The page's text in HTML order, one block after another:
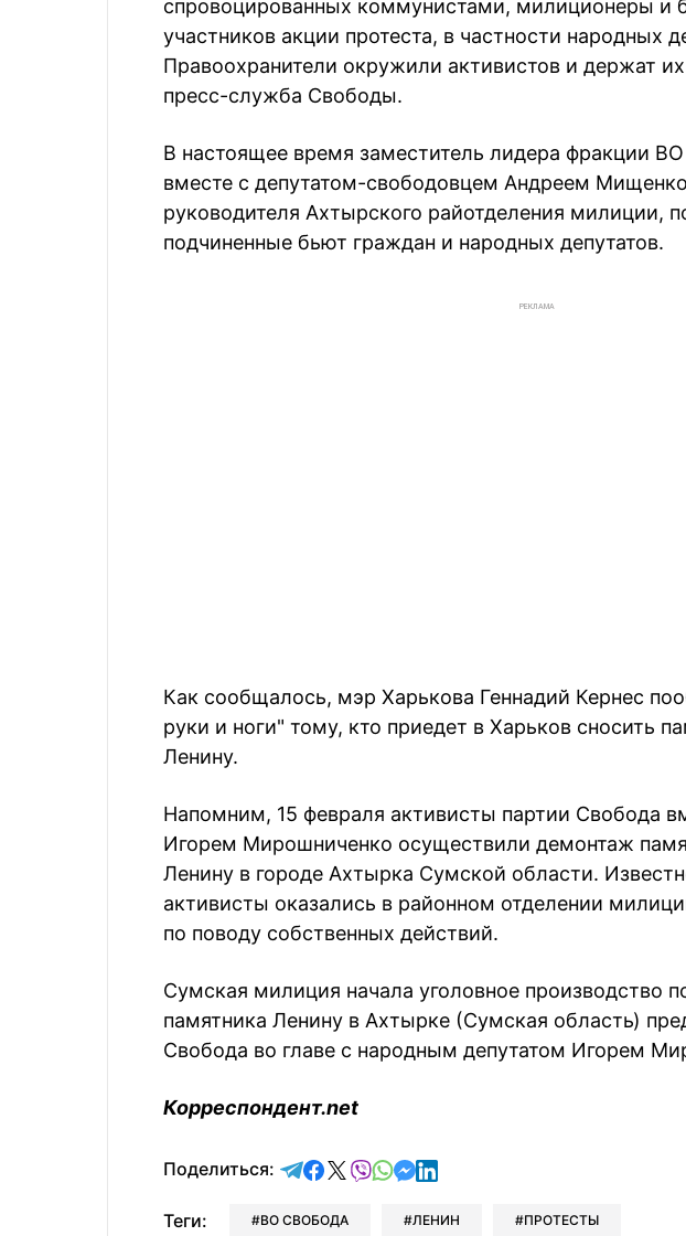
спровоцированных коммунистами, милиционеры и
участников акции протеста, в частности народных
Правоохранители окружили активистов и держат
пресс-служба Свободы.
В настоящее время заместитель лидера фракции
вместе с депутатом-свободовцем Андреем
руководителя Ахтырского райотделения милиции,
подчиненные бьют граждан и народных депутатов.
РЕКЛАМА
Как сообщалось, мэр Харькова Геннадий Кернес
руки и ноги" тому, кто приедет в Харьков сносить
Ленину.
Напомним, 15 февраля активисты партии Свобода
Игорем Мирошниченко осуществили демонтаж
Ленину в городе Ахтырка Сумской области.
активисты оказались в районном отделении
по поводу собственных действий.
Сумская милиция начала уголовное производство
памятника Ленину в Ахтырке (Сумская область)
Свобода во главе с народным депутатом Игорем
Корреспондент.net
Поделиться: отправить в Telegram
поделиться в Facebook
поделиться в X
отправить в Viber
отправить в Whatsapp
отправить в Messenger
отправить в LinkedIn
Теги: ВО СВОБОДА ЛЕНИН ПРОТЕСТЫ